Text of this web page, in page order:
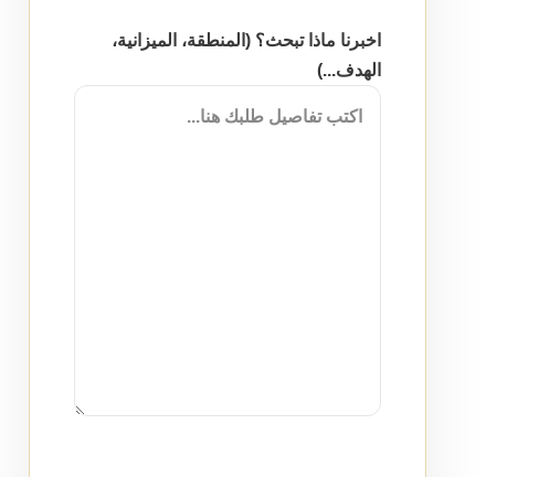
اخبرنا ماذا تبحث؟ (المنطقة، الميزانية،
الهدف...)